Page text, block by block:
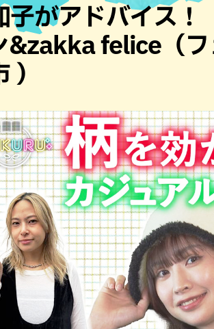
の他の肉料理 居酒屋・バー
ェ・バイキング スイーツ
パン
沖縄の海
子がアドバイス！
&zakka felice（フ
）